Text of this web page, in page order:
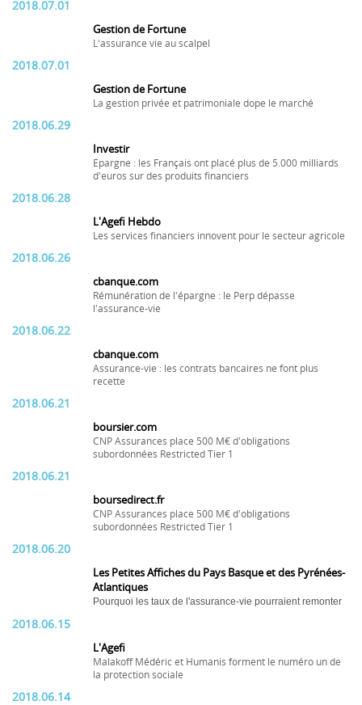
2018.07.01
Gestion de Fortune
L'assurance vie au scalpel
2018.07.01
Gestion de Fortune
La gestion privée et patrimoniale dope le marché
2018.06.29
Investir
Epargne : les Français ont placé plus de 5.000 milliards
d'euros sur des produits financiers
2018.06.28
L'Agefi Hebdo
Les services financiers innovent pour le secteur agricole
2018.06.26
cbanque.com
Rémunération de l'épargne : le Perp dépasse
l'assurance-vie
2018.06.22
cbanque.com
Assurance-vie : les contrats bancaires ne font plus
recette
2018.06.21
boursier.com
CNP Assurances place 500 M€ d'obligations
subordonnées Restricted Tier 1
2018.06.21
boursedirect.fr
CNP Assurances place 500 M€ d'obligations
subordonnées Restricted Tier 1
2018.06.20
Les Petites Affiches du Pays Basque et des Pyrénées-
Atlantiques
Pourquoi les taux de l'assurance-vie pourraient remonter
2018.06.15
L'Agefi
Malakoff Médéric et Humanis forment le numéro un de
la protection sociale
2018.06.14